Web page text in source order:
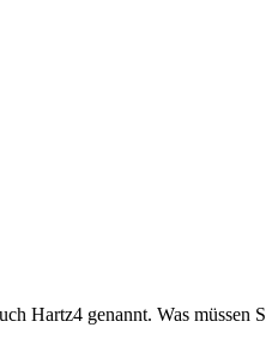
Hartz4 genannt. Was müssen